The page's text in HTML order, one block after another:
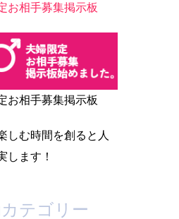
お相手募集掲示板
お相手募集掲示板
しむ時間を創ると人
します！
テゴリー